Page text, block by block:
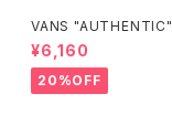
VANS "AUTHENTIC"
¥6,160
20%OFF